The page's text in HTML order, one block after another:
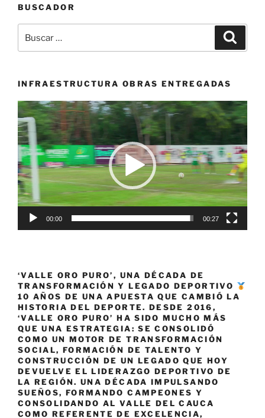
BUSCADOR
por:
INFRAESTRUCTURA OBRAS ENTREGADAS
Reproductor
de
vídeo
00:00 00:27
‘VALLE ORO PURO’, UNA DÉCADA DE
TRANSFORMACIÓN Y LEGADO DEPORTIVO
10 AÑOS DE UNA APUESTA QUE CAMBIÓ LA
HISTORIA DEL DEPORTE. DESDE 2016,
‘VALLE ORO PURO’ HA SIDO MUCHO MÁS
QUE UNA ESTRATEGIA: SE CONSOLIDÓ
COMO UN MOTOR DE TRANSFORMACIÓN
SOCIAL, FORMACIÓN DE TALENTO Y
CONSTRUCCIÓN DE UN LEGADO QUE HOY
DEVUELVE EL LIDERAZGO DEPORTIVO DE
LA REGIÓN. UNA DÉCADA IMPULSANDO
SUEÑOS, FORMANDO CAMPEONES Y
CONSOLIDANDO AL VALLE DEL CAUCA
COMO REFERENTE DE EXCELENCIA,